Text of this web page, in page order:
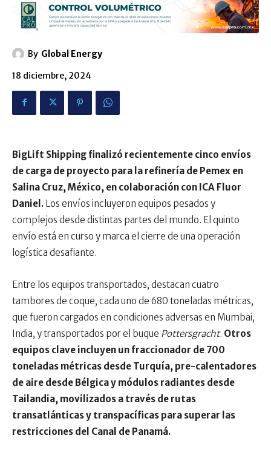
By Global Energy
18 diciembre, 2024
BigLift Shipping finalizó recientemente cinco envíos
de carga de proyecto para la refinería de Pemex en
Salina Cruz, México, en colaboración con ICA Fluor
Daniel. Los envíos incluyeron equipos pesados y
complejos desde distintas partes del mundo. El quinto
envío está en curso y marca el cierre de una operación
logística desafiante.
Entre los equipos transportados, destacan cuatro
tambores de coque, cada uno de 680 toneladas métricas,
que fueron cargados en condiciones adversas en Mumbai,
India, y transportados por el buque Pottersgracht. Otros
equipos clave incluyen un fraccionador de 700
toneladas métricas desde Turquía, pre-calentadores
de aire desde Bélgica y módulos radiantes desde
Tailandia, movilizados a través de rutas
transatlánticas y transpacíficas para superar las
restricciones del Canal de Panamá.